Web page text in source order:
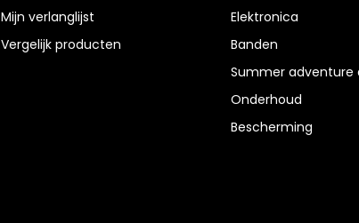
Mijn verlanglijst
Vergelijk producten
Elektronica
Banden
Summer adventure
Onderhoud
Bescherming